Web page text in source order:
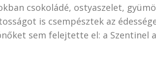
csokoládé, ostyaszelet,
is csempésztek az
sem felejtette el: a Szentinel